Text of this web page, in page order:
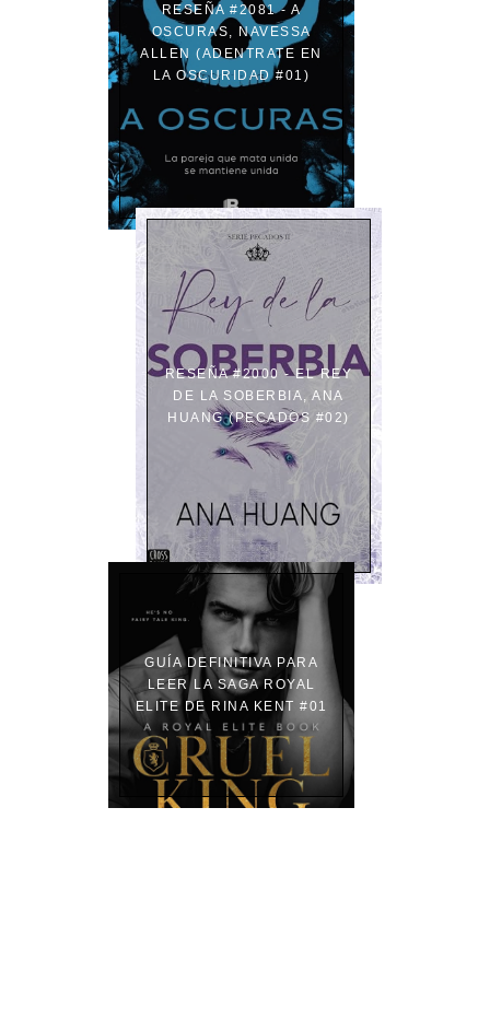
RESEÑA #2081 - A
OSCURAS, NAVESSA
ALLEN (ADENTRATE EN
LA OSCURIDAD #01)
RESEÑA #2000 - EL REY
DE LA SOBERBIA, ANA
HUANG (PECADOS #02)
GUÍA DEFINITIVA PARA
LEER LA SAGA ROYAL
ELITE DE RINA KENT #01